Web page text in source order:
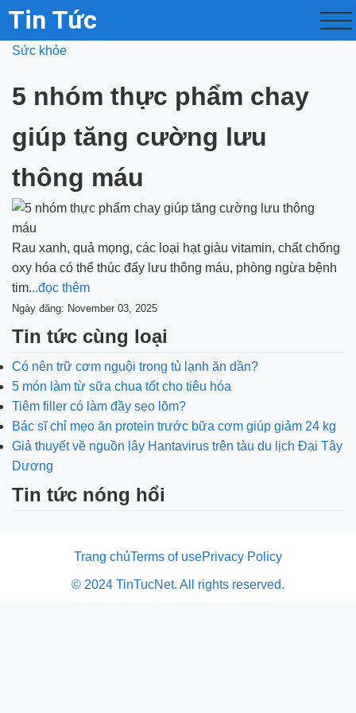
Tin Tức
Sức khỏe
5 nhóm thực phẩm chay
giúp tăng cường lưu
thông máu
Rau xanh, quả mọng, các loại hạt giàu vitamin, chất chống
oxy hóa có thể thúc đẩy lưu thông máu, phòng ngừa bệnh
tim...đọc thêm
Ngày đăng: November 03, 2025
Tin tức cùng loại
Có nên trữ cơm nguội trong tủ lạnh ăn dần?
5 món làm từ sữa chua tốt cho tiêu hóa
Tiêm filler có làm đầy sẹo lõm?
Bác sĩ chỉ mẹo ăn protein trước bữa cơm giúp giảm 24 kg
Giả thuyết về nguồn lây Hantavirus trên tàu du lịch Đại Tây
Dương
Tin tức nóng hổi
Trang chủTerms of usePrivacy Policy
© 2024 TinTucNet. All rights reserved.